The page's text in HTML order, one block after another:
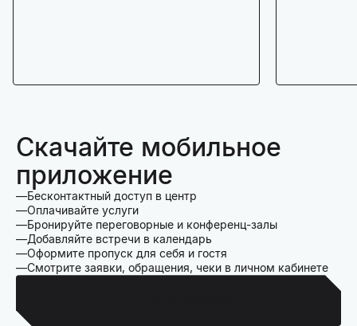
Скачайте мобильное
приложение
Бесконтактный доступ в центр
Оплачивайте услуги
Бронируйте переговорные и конференц-залы
Добавляйте встречи в календарь
Оформите пропуск для себя и гостя
Смотрите заявки, обращения, чеки в личном кабинете